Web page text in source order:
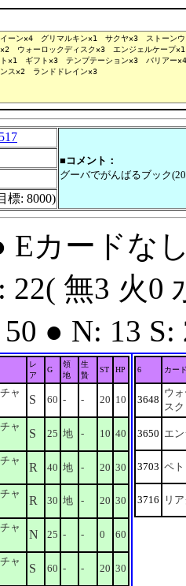
■コメント：
グーバでがんばるブック
標: 8000)
Eカードな
22( 無3 火0
● N: 13 S:
レ
ア
G
領
地
生
贄
ST HP
ャ
S 60 - - 20 10
ャ
S 25 地 - 10 40
ャ
R 40 地 - 20 30
ャ
R 30 地 - 20 30
ャ
N 25 - - 0 60
ャ
S 60 - - 20 30
6 カー
3648
ウ
スク
3650 エ
3703 ペ
3716 リ